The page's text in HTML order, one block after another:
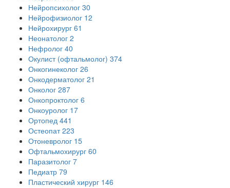
Нейропсихолог 30
Нейрофизиолог 12
Нейрохирург 61
Неонатолог 2
Нефролог 40
Окулист (офтальмолог) 374
Онкогинеколог 26
Онкодерматолог 21
Онколог 287
Онкопроктолог 6
Онкоуролог 17
Ортопед 441
Остеопат 223
Отоневролог 15
Офтальмохирург 60
Паразитолог 7
Педиатр 79
Пластический хирург 146